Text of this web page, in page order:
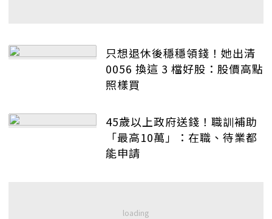
只想退休後穩穩領錢！她出清
0056 換這 3 檔好股：股價高點
照樣買
45歲以上政府送錢！職訓補助
「最高10萬」：在職、待業都
能申請